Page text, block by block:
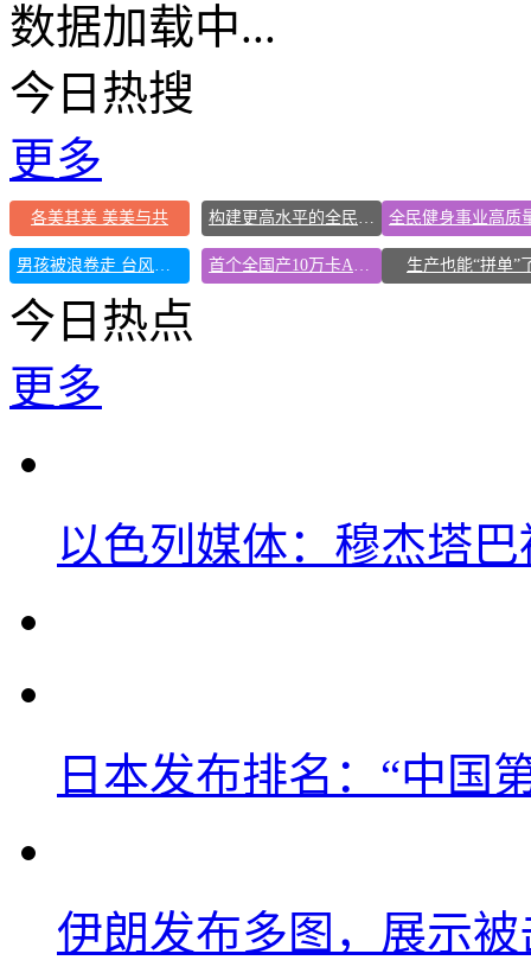
数据加载中...
今日热搜
更多
各美其美 美美与共 构建更高水平的全民健身公共服务体系
男孩被浪卷走 台风过境才能海上搜寻 首个全国产10万卡AI超集群投用 生产也能“拼单”
今日热点
更多
以色列媒体：穆杰塔
日本发布排名：“中国
伊朗发布多图，展示